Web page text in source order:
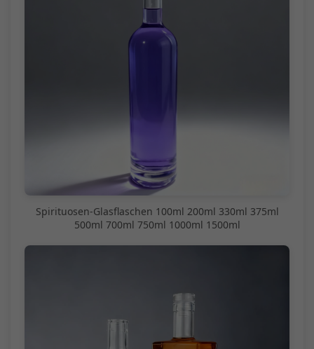
Spirituosen-Glasflaschen 100ml 200ml 330ml 375ml
500ml 700ml 750ml 1000ml 1500ml